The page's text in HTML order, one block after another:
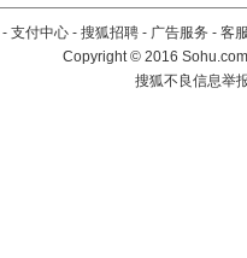
- 支付中心 - 搜狐招聘 - 广告服务 - 客
Copyright©2016
搜狐不良信息举